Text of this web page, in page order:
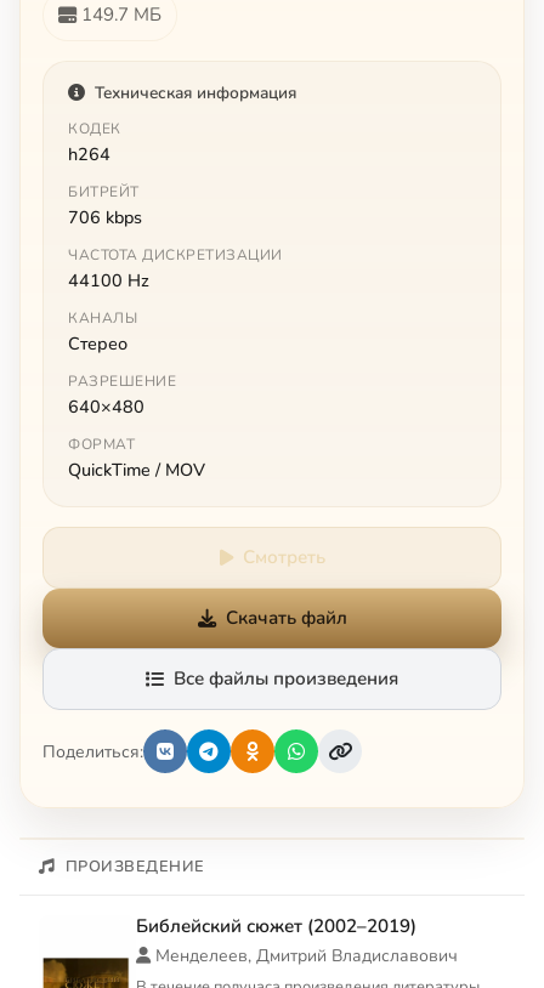
149.7 МБ
Техническая информация
КОДЕК
h264
БИТРЕЙТ
706 kbps
ЧАСТОТА ДИСКРЕТИЗАЦИИ
44100 Hz
КАНАЛЫ
Стерео
РАЗРЕШЕНИЕ
640×480
ФОРМАТ
QuickTime / MOV
Смотреть
Скачать файл
Все файлы произведения
Поделиться:
ПРОИЗВЕДЕНИЕ
Библейский сюжет (2002–2019)
Менделеев, Дмитрий Владиславович